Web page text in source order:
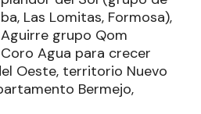
Las Lomitas, Formosa),
grupo Qom
Agua para crecer
Oeste, territorio Nuevo
Bermejo,